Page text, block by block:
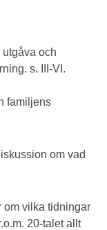
och
s. III-VI.
familjens
om vad
om vilka tidningar
20-talet allt